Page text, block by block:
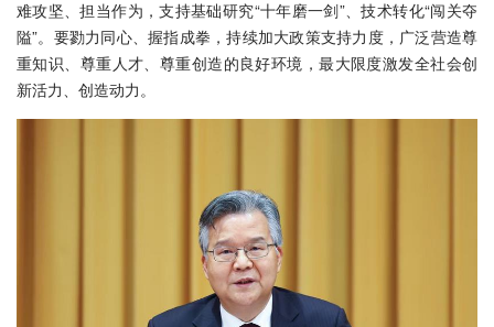
难攻坚、担当作为，支持基础研究“十年磨一剑”、技术转化“闯关夺
隘”。要勠力同心、握指成拳，持续加大政策支持力度，广泛营造尊
重知识、尊重人才、尊重创造的良好环境，最大限度激发全社会创
新活力、创造动力。